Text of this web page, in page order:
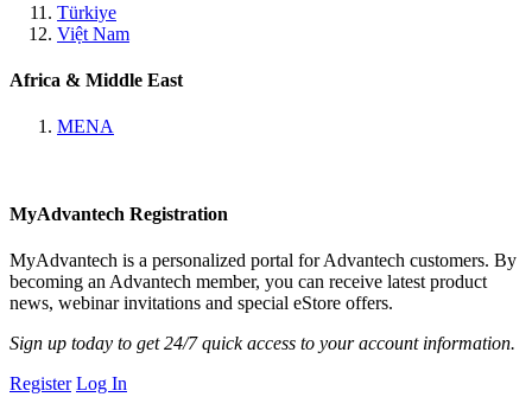
Türkiye
Việt Nam
Africa & Middle East
MENA
MyAdvantech Registration
MyAdvantech is a personalized portal for Advantech customers. By
becoming an Advantech member, you can receive latest product
news, webinar invitations and special eStore offers.
Sign up today to get 24/7 quick access to your account information.
Register Log In